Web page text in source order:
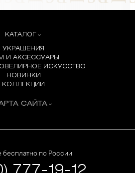
КАТАЛОГ
УКРАШЕНИЯ
И АКСЕССУАРЫ
ИСКУССТВО
НОВИНКИ
КОЛЛЕКЦИИ
САЙТА
бесплатно по России